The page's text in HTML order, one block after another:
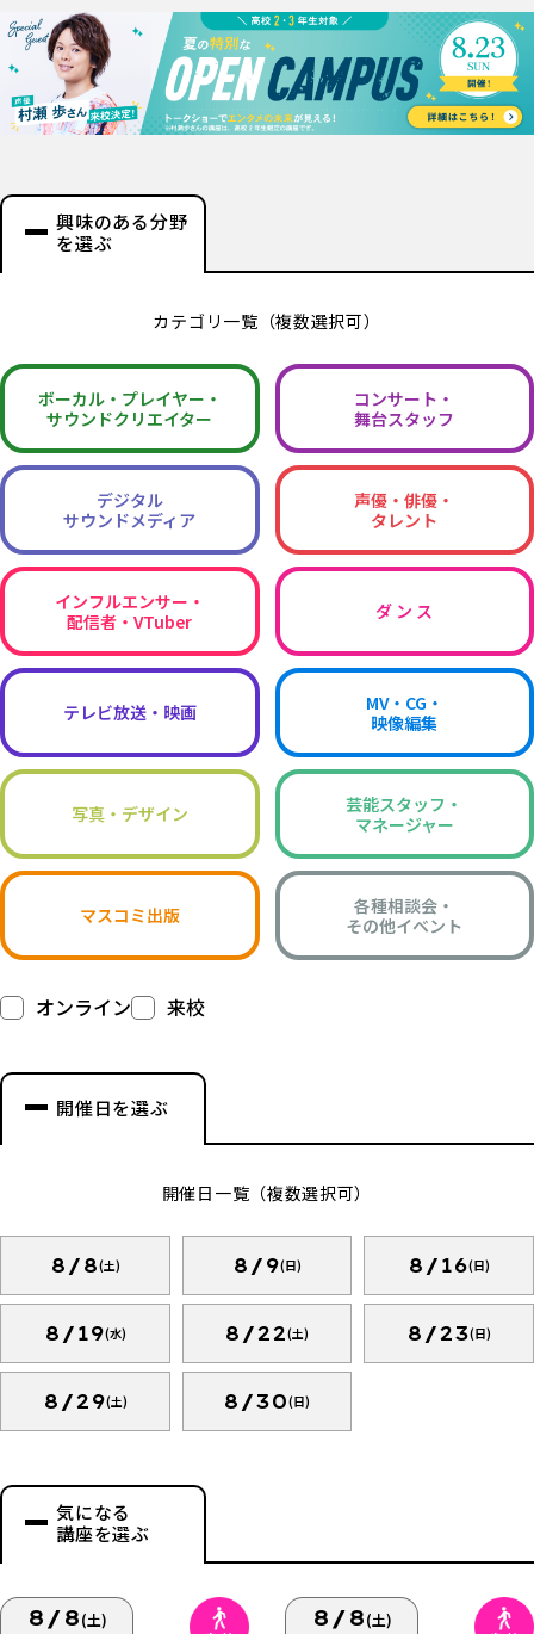
興味のある分野
を選ぶ
カテゴリ一覧（複数選択可）
ボーカル・ プレイヤー・
サウンドクリエイター
コンサート・
舞台スタッフ
デジタル
サウンドメディア
声優・俳優・
タレント
インフルエンサー・
配信者・VTuber
ダ ン ス
テレビ放送・映画
MV・CG・
映像編集
写真・デザイン
芸能スタッフ・
マネージャー
マスコミ出版
各種相談会・
その他イベント
オンライン 来校
開催日を選ぶ
開催日一覧（複数選択可）
8/8(土) 8/9(日) 8/16(日)
8/19(水) 8/22(土) 8/23(日)
8/29(土) 8/30(日)
気になる
講座を選ぶ
8/8(土) 8/8(土)